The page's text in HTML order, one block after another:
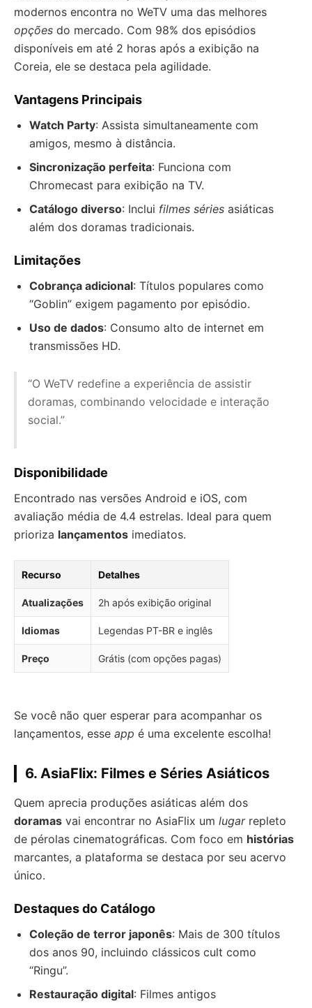
modernos encontra no WeTV uma das melhores
opções do mercado. Com 98% dos episódios
disponíveis em até 2 horas após a exibição na
Coreia, ele se destaca pela agilidade.
Vantagens Principais
Watch Party: Assista simultaneamente com
amigos, mesmo à distância.
Sincronização perfeita: Funciona com
Chromecast para exibição na TV.
Catálogo diverso: Inclui filmes séries asiáticas
além dos doramas tradicionais.
Limitações
Cobrança adicional: Títulos populares como
“Goblin” exigem pagamento por episódio.
Uso de dados: Consumo alto de internet em
transmissões HD.
“O WeTV redefine a experiência de assistir
doramas, combinando velocidade e interação
social.”
Disponibilidade
Encontrado nas versões Android e iOS, com
avaliação média de 4.4 estrelas. Ideal para quem
prioriza lançamentos imediatos.
Recurso Detalhes
Atualizações 2h após exibição original
Idiomas Legendas PT-BR e inglês
Preço Grátis (com opções pagas)
Se você não quer esperar para acompanhar os
lançamentos, esse app é uma excelente escolha!
6. AsiaFlix: Filmes e Séries Asiáticos
Quem aprecia produções asiáticas além dos
doramas vai encontrar no AsiaFlix um lugarrepleto
de pérolas cinematográficas. Com foco em histórias
marcantes, a plataforma se destaca por seu acervo
único.
Destaques do Catálogo
Coleção de terror japonês: Mais de 300 títulos
dos anos 90, incluindo clássicos cult como
“Ringu”.
Restauração digital: Filmes antigos